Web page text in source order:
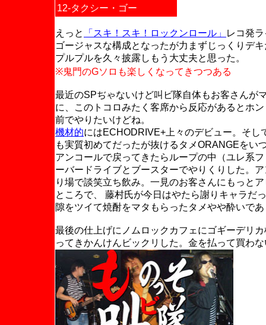
12-タクシー・ゴー
えっと 「スキ！スキ！ロックンロール」
レコ発
ゴージャスな構成となったが力まずじっくりデ
プルプルを久々披露しもう大丈夫と思った。
※鬼門のGソロも楽しくなってきつつある
最近のSPぢゃないけど叫ビ隊自体もお客さんが
に、このトコロみたく客席から反応があるとホ
前でやりたいけどね。
機材的にはECHODRIVE+上々のデビュー。そ
も実質初めてだったが抜けるタメORANGEをい
アンコールで戻ってきたらループの中（ユレ系
ーバードライブとブースターでやりくりした。
り場で談笑立ち飲み。一見のお客さんにもっと
ところで、 藤村氏が今日はやたら謝りキャラだ
隙をツイて焼酎をマタもらったタメやや酔いで
最後の仕上げにノムロックカフェにゴギーデリ
ってきかんけんビックリした。金を払って買わ